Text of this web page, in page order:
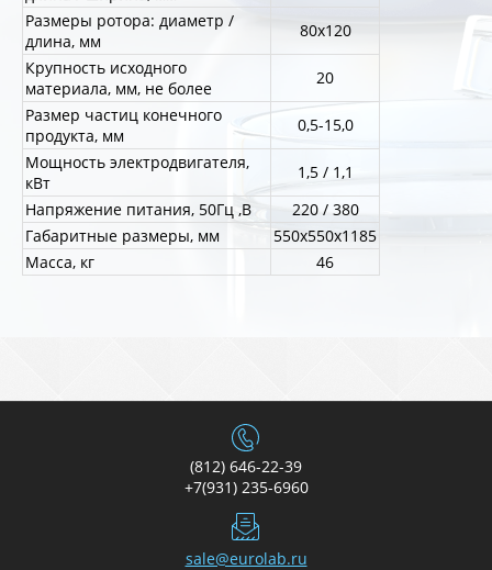
Размеры ротора: диаметр /
длина, мм
80х120
Крупность исходного
материала, мм, не более
20
Размер частиц конечного
продукта, мм
0,5-15,0
Мощность электродвигателя,
кВт
1,5 / 1,1
Напряжение питания, 50Гц ,В
220 / 380
Габаритные размеры, мм
550х550х1185
Масса, кг
46
(812) 646-22-39
+7(931) 235-6960
sale@eurolab.ru